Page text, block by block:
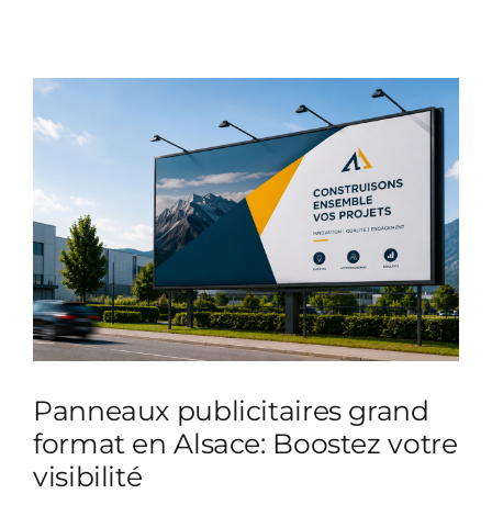
Panneaux publicitaires grand
format en Alsace: Boostez votre
visibilité